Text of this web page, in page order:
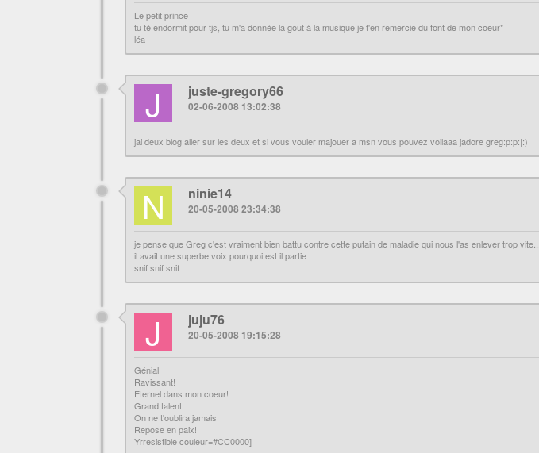
Le petit prince
tu té endormit pour tjs, tu m'a donnée la gout à la musique je t'en remercie du font de mon coeur*
léa
J juste-gregory66
02-06-2008 13:02:38
jai deux blog aller sur les deux et si vous vouler majouer a msn vous pouvez voilaaa jadore greg:p:p:|:)
N ninie14
20-05-2008 23:34:38
je pense que Greg c'est vraiment bien battu contre cette putain de maladie qui nous l'as enlever trop vite....
il avait une superbe voix pourquoi est il partie
snif snif snif
J juju76
20-05-2008 19:15:28
Génial!
Ravissant!
Eternel dans mon coeur!
Grand talent!
On ne t'oublira jamais!
Repose en paix!
Yrresistible couleur=#CC0000]